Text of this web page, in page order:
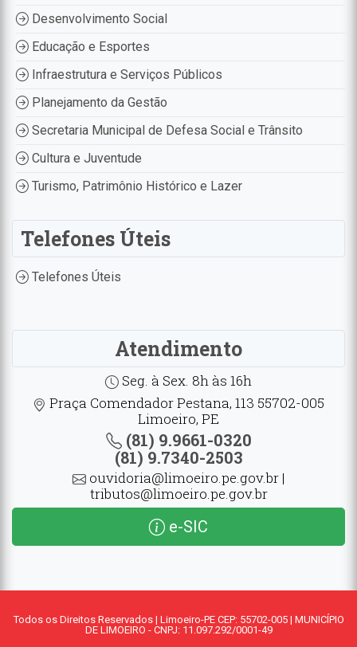
Desenvolvimento Social
Educação e Esportes
Infraestrutura e Serviços Públicos
Planejamento da Gestão
Secretaria Municipal de Defesa Social e Trânsito
Cultura e Juventude
Turismo, Patrimônio Histórico e Lazer
Telefones Úteis
Telefones Úteis
Atendimento
Seg. à Sex. 8h às 16h
Praça Comendador Pestana, 113 55702-005
Limoeiro, PE
(81) 9.9661-0320
(81) 9.7340-2503
ouvidoria@limoeiro.pe.gov.br |
tributos@limoeiro.pe.gov.br
e-SIC
Todos os Direitos Reservados | Limoeiro-PE CEP: 55702-005 | MUNICÍPIO
DE LIMOEIRO - CNPJ: 11.097.292/0001-49